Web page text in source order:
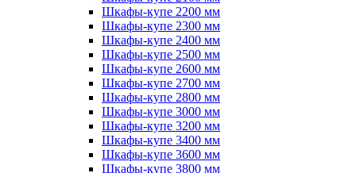
Шкафы-купе 2200 мм
Шкафы-купе 2300 мм
Шкафы-купе 2400 мм
Шкафы-купе 2500 мм
Шкафы-купе 2600 мм
Шкафы-купе 2700 мм
Шкафы-купе 2800 мм
Шкафы-купе 3000 мм
Шкафы-купе 3200 мм
Шкафы-купе 3400 мм
Шкафы-купе 3600 мм
Шкафы-купе 3800 мм